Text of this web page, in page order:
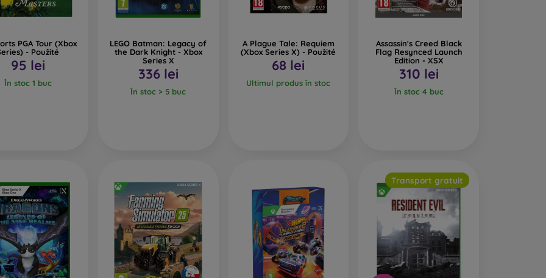
PGA Tour (Xbox
- Použité
95 lei
În stoc 1 buc
LEGO Batman: Legacy of
the Dark Knight - Xbox
Series X
336 lei
În stoc > 5 buc
A Plague Tale: Requiem
(Xbox Series X) - Použité
68 lei
Ultimul produs în stoc
Assassin's Creed Black
Flag Resynced Launch
Edition - XSX
310 lei
În stoc 4 buc
Transport gratuit